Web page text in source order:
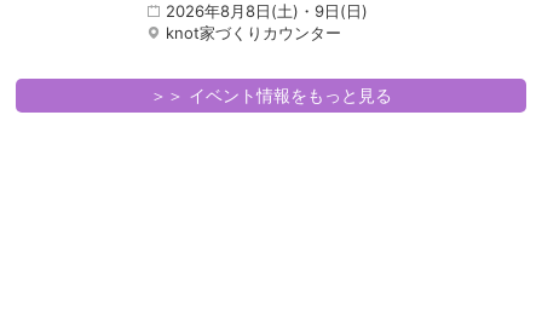
2026年8月8日(土)・9日(日)
knot家づくりカウンター
＞＞ イベント情報をもっと見る